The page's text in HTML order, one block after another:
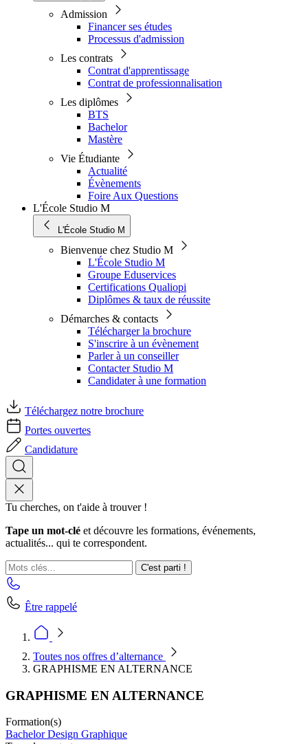
Admission
Financer ses études
Processus d'admission
Les contrats
Contrat d'apprentissage
Contrat de professionnalisation
Les diplômes
BTS
Bachelor
Mastère
Vie Étudiante
Actualité
Évènements
Foire Aux Questions
L'École Studio M
L'École Studio M
Bienvenue chez Studio M
L'École Studio M
Groupe Eduservices
Certifications Qualiopi
Diplômes & taux de réussite
Démarches & contacts
Télécharger la brochure
S'inscrire à un évènement
Parler à un conseiller
Contacter Studio M
Candidater à une formation
Téléchargez notre brochure
Portes ouvertes
Candidature
Tu cherches, on t'aide à trouver !
Tape un mot-clé et découvre les formations, événements,
actualités... qui te correspondent.
C'est parti !
Être rappelé
Toutes nos offres d’alternance
GRAPHISME EN ALTERNANCE
GRAPHISME EN ALTERNANCE
Formation(s)
Bachelor Design Graphique